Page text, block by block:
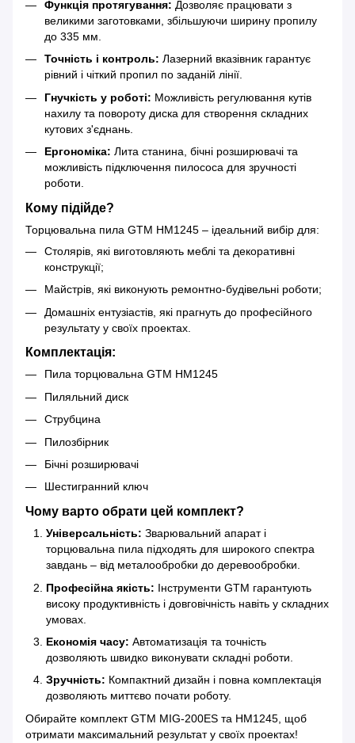
Функція протягування: Дозволяє працювати з
великими заготовками, збільшуючи ширину пропилу
до 335 мм.
Точність і контроль: Лазерний вказівник гарантує
рівний і чіткий пропил по заданій лінії.
Гнучкість у роботі: Можливість регулювання кутів
нахилу та повороту диска для створення складних
кутових з'єднань.
Ергономіка: Лита станина, бічні розширювачі та
можливість підключення пилососа для зручності
роботи.
Кому підійде?
Торцювальна пила GTM HM1245 – ідеальний вибір для:
Столярів, які виготовляють меблі та декоративні
конструкції;
Майстрів, які виконують ремонтно-будівельні роботи;
Домашніх ентузіастів, які прагнуть до професійного
результату у своїх проектах.
Комплектація:
Пила торцювальна GTM HM1245
Пиляльний диск
Струбцина
Пилозбірник
Бічні розширювачі
Шестигранний ключ
Чому варто обрати цей комплект?
Універсальність: Зварювальний апарат і
торцювальна пила підходять для широкого спектра
завдань – від металообробки до деревообробки.
Професійна якість: Інструменти GTM гарантують
високу продуктивність і довговічність навіть у складних
умовах.
Економія часу: Автоматизація та точність
дозволяють швидко виконувати складні роботи.
Зручність: Компактний дизайн і повна комплектація
дозволяють миттєво почати роботу.
Обирайте комплект GTM MIG-200ES та HM1245, щоб
отримати максимальний результат у своїх проектах!